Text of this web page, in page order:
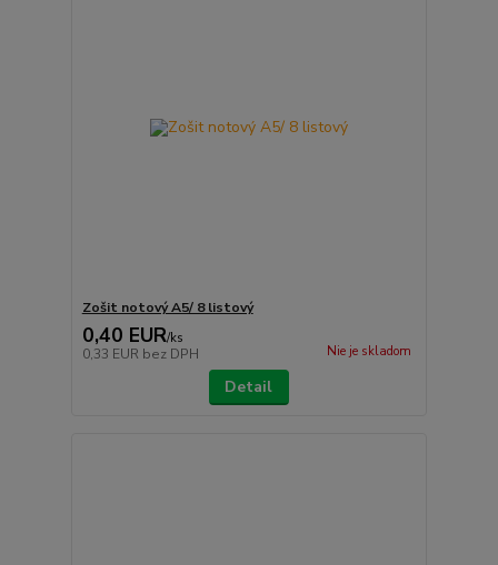
Zošit notový A5/ 8 listový
0,40 EUR/ks
0,33 EUR bez DPH Nie je skladom
Detail